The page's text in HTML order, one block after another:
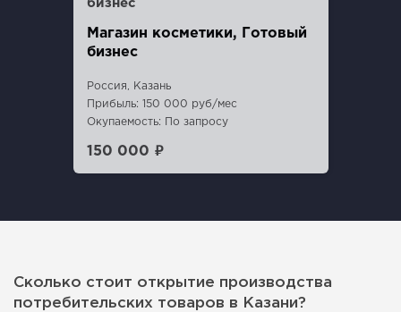
Магазин косметики, Готовый
бизнес
Россия, Казань
Прибыль: 150 000 руб/мес
Окупаемость: По запросу
150 000 ₽
Сколько стоит открытие производства
потребительских товаров в Казани?